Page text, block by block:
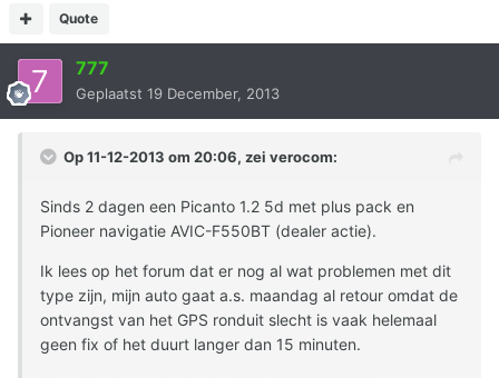
Quote
777
Geplaatst 19 December, 2013
Op 11-12-2013 om 20:06, zei verocom:
Sinds 2 dagen een Picanto 1.2 5d met plus pack en
Pioneer navigatie AVIC-F550BT (dealer actie).
Ik lees op het forum dat er nog al wat problemen met dit
type zijn, mijn auto gaat a.s. maandag al retour omdat de
ontvangst van het GPS ronduit slecht is vaak helemaal
geen fix of het duurt langer dan 15 minuten.